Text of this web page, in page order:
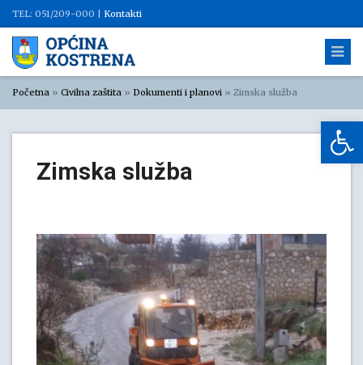
TEL: 051/209-000 | Kontakti
Početna » Civilna zaštita » Dokumenti i planovi » Zimska služba
Zimska služba